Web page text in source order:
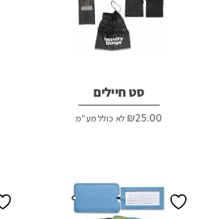
סט חיילים
₪25.00 לא כולל מע"מ